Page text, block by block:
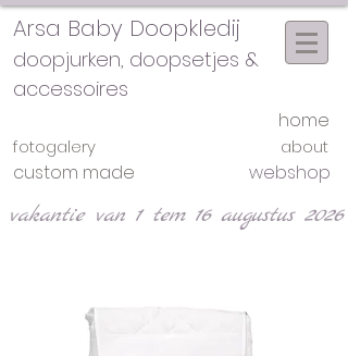
Arsa Baby Doopkledij
doopjurken, doopsetjes &
accessoires
home
fotogalery
custom made
about
webshop
vakantie van 1 tem 16 augustus 2026